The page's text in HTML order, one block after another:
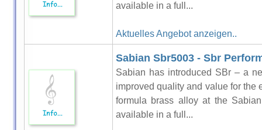
available in a full...
Aktuelles Angebot anzeigen..
Sabian Sbr5003 - Sbr
Sabian has introduced SBr – a
improved quality and value for the
formula brass alloy at the
available in a full...